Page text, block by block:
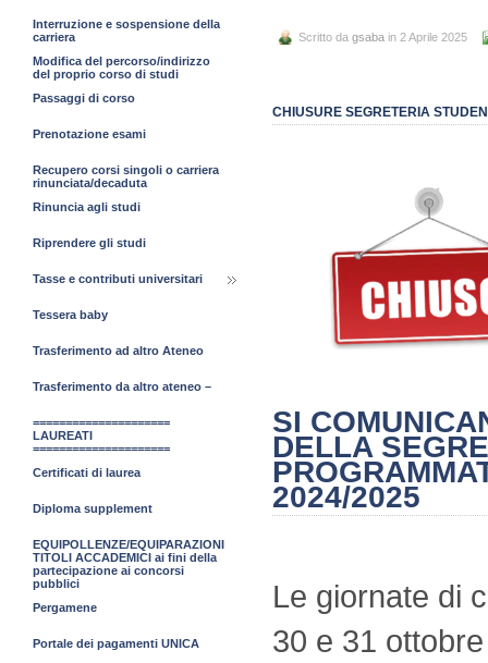
Scritto da gsaba in 2 Aprile 2025
CHIUSURE SEGRETERIA
SI
DELLA
2024/2025
Le giornate di
30 e 31
Interruzione e sospensione della
carriera
Modifica del percorso/indirizzo
del proprio corso di studi
Passaggi di corso
Prenotazione esami
Recupero corsi singoli o carriera
rinunciata/decaduta
Rinuncia agli studi
Riprendere gli studi
Tasse e contributi universitari
Tessera baby
Trasferimento ad altro Ateneo
Trasferimento da altro ateneo –
=====================
LAUREATI
=====================
Certificati di laurea
Diploma supplement
EQUIPOLLENZE/EQUIPARAZIONI
TITOLI ACCADEMICI ai fini della
partecipazione ai concorsi
pubblici
Pergamene
Portale dei pagamenti UNICA